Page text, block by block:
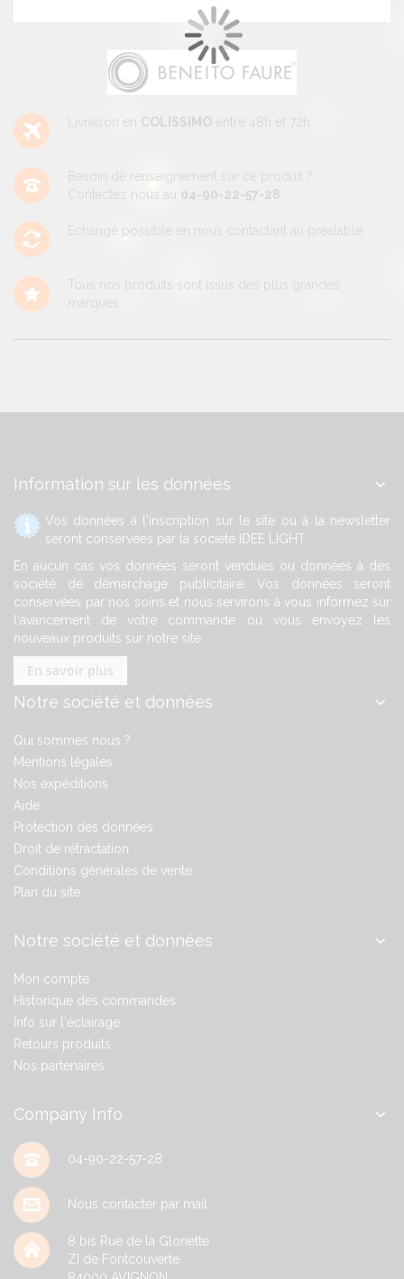
Livraison en COLISSIMO entre 48h et 72h.
Besoin de renseignement sur ce produit ?
Contactez nous au 04-90-22-57-28
Echange possible en nous contactant au préalable.
Tous nos produits sont issus des plus grandes
marques.
Information sur les données
Vos données à l'inscription sur le site ou à la newsletter
seront conservées par la société IDEE LIGHT
En aucun cas vos données seront vendues ou données à des
société de démarchage publicitaire. Vos données seront
conservées par nos soins et nous servirons à vous informez sur
l'avancement de votre commande ou vous envoyez les
nouveaux produits sur notre site.
En savoir plus
Notre société et données
Qui sommes nous ?
Mentions légales
Nos expéditions
Aide
Protection des données
Droit de rétractation
Conditions générales de vente
Plan du site
Notre société et données
Mon compte
Historique des commandes
Info sur l'éclairage
Retours produits
Nos partenaires
Company Info
04-90-22-57-28
Nous contacter par mail
8 bis Rue de la Gloriette
ZI de Fontcouverte